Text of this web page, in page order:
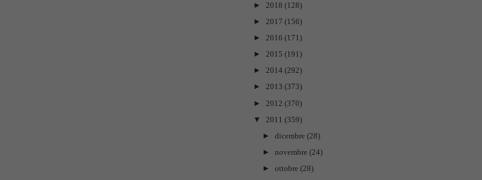
► 2018 (128)
► 2017 (156)
► 2016 (171)
► 2015 (191)
► 2014 (292)
► 2013 (373)
► 2012 (370)
▼
2011 (359)
► dicembre (28)
► novembre (24)
► ottobre (28)